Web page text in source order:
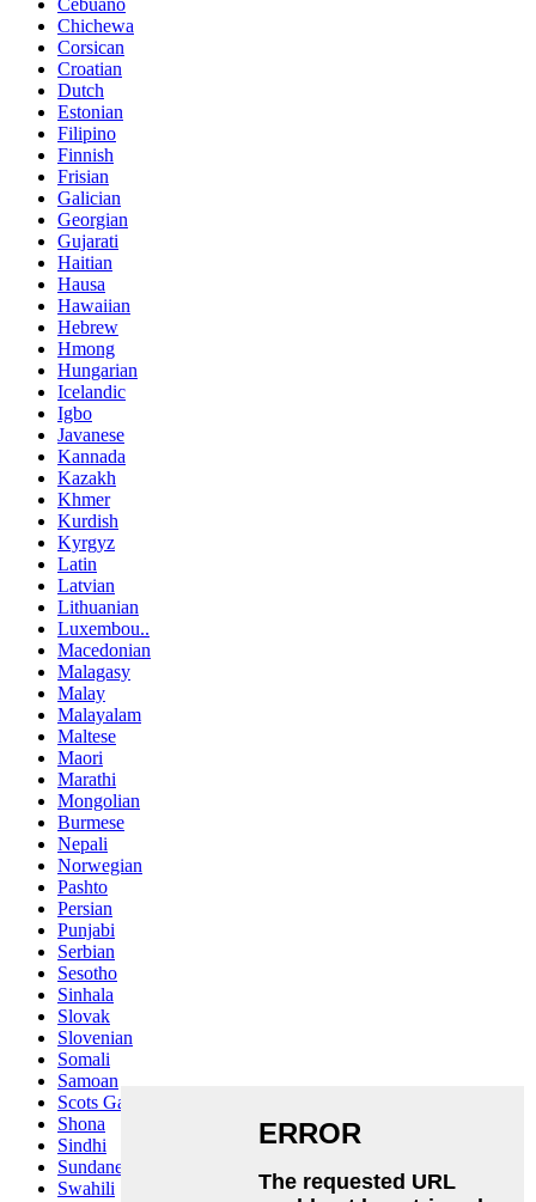
Cebuano
Chichewa
Corsican
Croatian
Dutch
Estonian
Filipino
Finnish
Frisian
Galician
Georgian
Gujarati
Haitian
Hausa
Hawaiian
Hebrew
Hmong
Hungarian
Icelandic
Igbo
Javanese
Kannada
Kazakh
Khmer
Kurdish
Kyrgyz
Latin
Latvian
Lithuanian
Luxembou..
Macedonian
Malagasy
Malay
Malayalam
Maltese
Maori
Marathi
Mongolian
Burmese
Nepali
Norwegian
Pashto
Persian
Punjabi
Serbian
Sesotho
Sinhala
Slovak
Slovenian
Somali
Samoan
Scots Gaelic
Shona
Sindhi
Sundanese
Swahili